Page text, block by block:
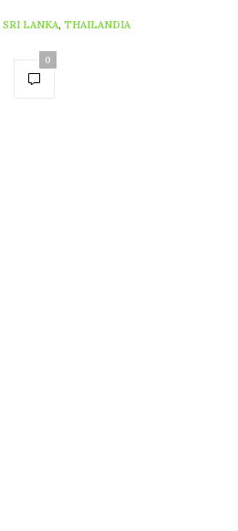
SRI LANKA, THAILANDIA
0